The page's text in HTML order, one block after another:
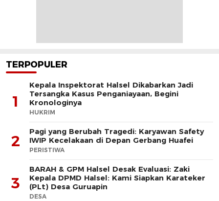
TERPOPULER
1
Kepala Inspektorat Halsel Dikabarkan Jadi
Tersangka Kasus Penganiayaan, Begini
Kronologinya
HUKRIM
2
Pagi yang Berubah Tragedi: Karyawan Safety
IWIP Kecelakaan di Depan Gerbang Huafei
PERISTIWA
3
BARAH & GPM Halsel Desak Evaluasi: Zaki
Kepala DPMD Halsel: Kami Siapkan Karateker
(PLt) Desa Guruapin
DESA